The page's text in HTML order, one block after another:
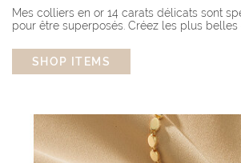
Mes colliers en or 14 carats délicats sont
pour être superposés. Créez les plus belles
SHOP ITEMS